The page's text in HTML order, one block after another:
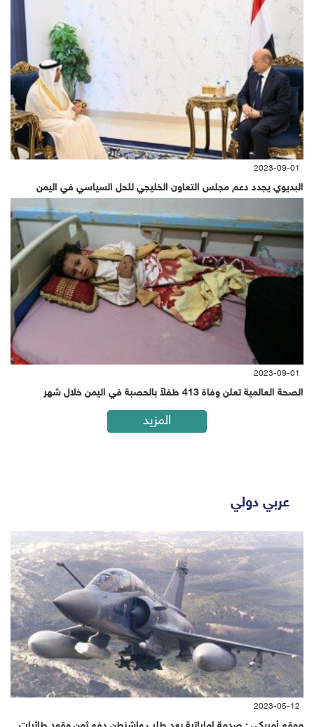
2023-09-01
البديوي يجدد دعم مجلس التعاون الخليجي للحل السياسي في اليمن
2023-09-01
الصحة العالمية تعلن وفاة 413 طفلاً بالحصبة في اليمن خلال شهر
المزيد
عربي دولي
2023-05-12